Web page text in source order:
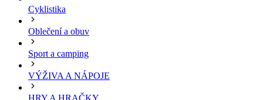
Cyklistika
Oblečení a obuv
Sport a camping
VÝŽIVA A NÁPOJE
HRY A HRAČKY